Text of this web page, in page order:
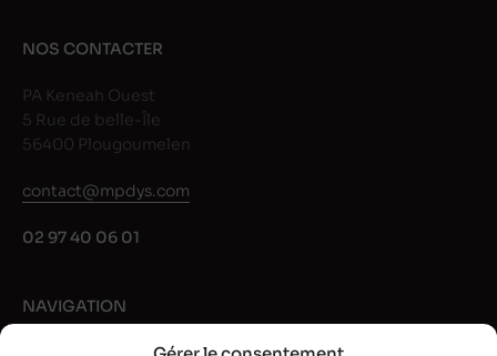
NOS CONTACTER
PA Keneah Ouest
5 Rue de belle-Île
56400 Plougoumelen
contact@mpdys.com
02 97 40 06 01
NAVIGATION